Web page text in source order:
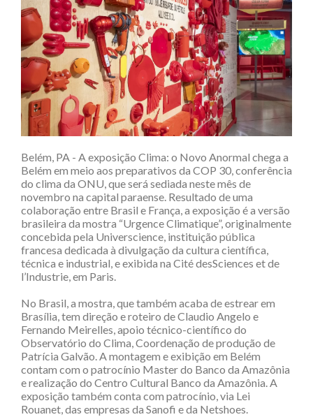
Belém, PA - A exposição Clima: o Novo Anormal chega a
Belém em meio aos preparativos da COP 30, conferência
do clima da ONU, que será sediada neste mês de
novembro na capital paraense. Resultado de uma
colaboração entre Brasil e França, a exposição é a versão
brasileira da mostra “Urgence Climatique”, originalmente
concebida pela Universcience, instituição pública
francesa dedicada à divulgação da cultura científica,
técnica e industrial, e exibida na Cité desSciences et de
l’Industrie, em Paris.
No Brasil, a mostra, que também acaba de estrear em
Brasília, tem direção e roteiro de Claudio Angelo e
Fernando Meirelles, apoio técnico-científico do
Observatório do Clima, Coordenação de produção de
Patrícia Galvão. A montagem e exibição em Belém
contam com o patrocínio Master do Banco da Amazônia
e realização do Centro Cultural Banco da Amazônia. A
exposição também conta com patrocínio, via Lei
Rouanet, das empresas da Sanofi e da Netshoes.